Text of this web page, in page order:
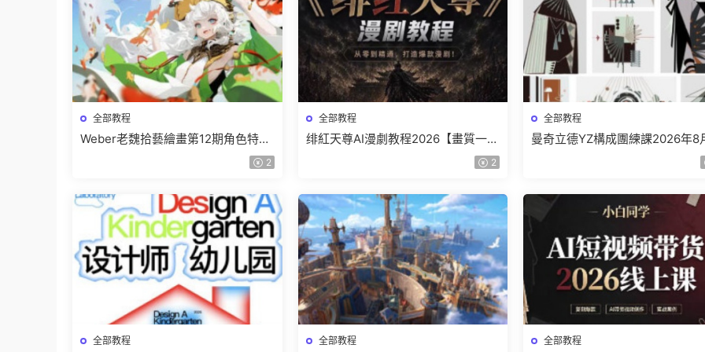
全部教程
Weber老魏拾藝繪畫第12期角色特訓
2
全部教程
绯紅天尊AI漫劇教程2026【畫質一般
2
全部教程
曼奇立德YZ構成團練課2026年8
全部教程 全部教程 全部教程